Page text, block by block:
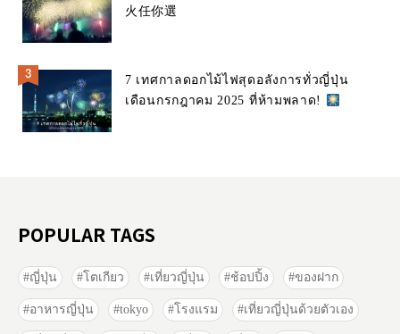
火任你選
7 เทศกาลดอกไม้ไฟสุดอลังการทั่วญี่ปุ่น
เดือนกรกฎาคม 2025 ที่ห้ามพลาด!
POPULAR TAGS
ญี่ปุ่น โตเกียว เที่ยวญี่ปุ่น ช้อปปิ้ง ของฝาก
อาหารญี่ปุ่น tokyo โรงแรม เที่ยวญี่ปุ่นด้วยตัวเอง